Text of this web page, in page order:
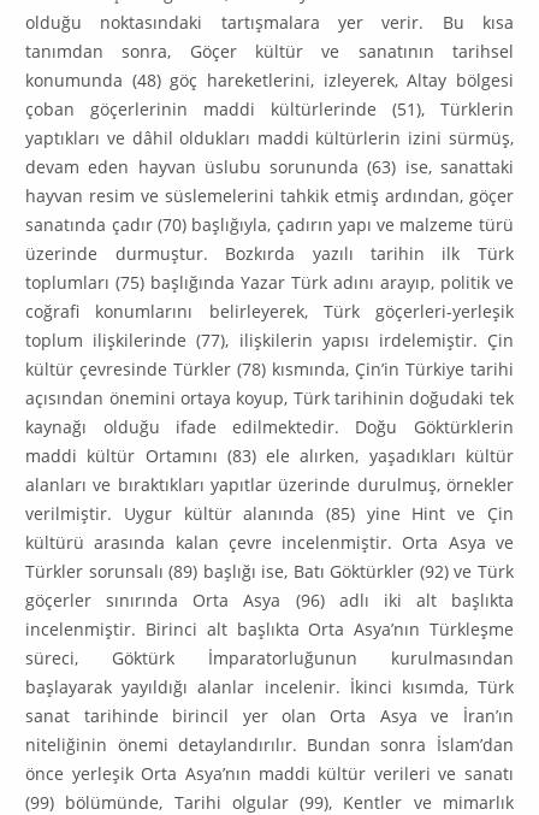
olduğu noktasındaki tartışmalara yer verir. Bu kısa
tanımdan sonra, Göçer kül­tür ve sanatının tarihsel
konumunda (48) göç hareketlerini, izleyerek, Altay bölgesi
çoban göçerlerinin maddi kültürlerinde (51), Türklerin
yaptıkları ve dâhil oldukları maddi kültürlerin izini sürmüş,
devam eden hayvan üslubu sorununda (63) ise, sanattaki
hayvan resim ve süslemelerini tahkik etmiş ardından, göçer
sanatında çadır (70) başlığıyla, çadırın yapı ve malzeme türü
üzerinde durmuştur. Bozkırda yazılı tarihin ilk Türk
toplumları (75) başlığında Yazar Türk adını arayıp, politik ve
coğrafi konumlarını belirleyerek, Türk gö­çerleri-yerleşik
toplum ilişkilerinde (77), ilişkilerin yapısı irdelemiştir. Çin
kültür çevresinde Türkler (78) kısmında, Çinʼin Türkiye tarihi
açısından öne­mi­ni ortaya koyup, Türk tarihinin doğudaki tek
kaynağı olduğu ifade edil­mektedir. Doğu Göktürklerin
maddi kültür Ortamını (83) ele alırken, yaşadık­ları kültür
alanları ve bıraktıkları yapıtlar üzerinde durulmuş, örnekler
veril­miştir. Uygur kültür alanında (85) yine Hint ve Çin
kültürü arasında kalan çevre incelenmiştir. Orta Asya ve
Türkler sorunsalı (89) başlığı ise, Batı Gök­türkler (92) ve Türk
göçerler sınırında Orta Asya (96) adlı iki alt başlıkta
incelenmiştir. Birinci alt başlıkta Orta Asya’nın Türkleşme
süreci, Göktürk İmparatorluğunun kurulmasından
başlayarak yayıldığı alanlar incelenir. İkinci kısımda, Türk
sanat tarihinde birincil yer olan Orta Asya ve İran’ın
niteliğinin önemi detaylandırılır. Bundan sonra İslam’dan
önce yerleşik Orta Asya’nın maddi kültür verileri ve sanatı
(99) bölümünde, Tarihi olgular (99), Kentler ve mimarlık